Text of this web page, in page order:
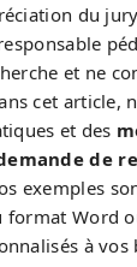
du
et ne
cet article,
et des
de
exemples
Word
à vos